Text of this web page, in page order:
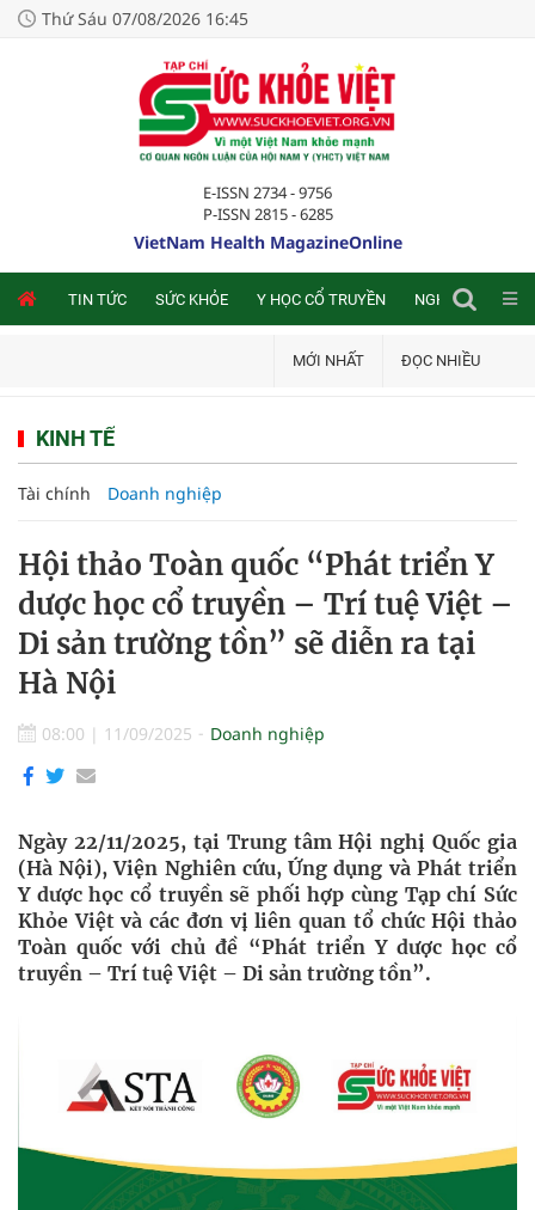
Thứ Sáu 07/08/2026 16:45
E-ISSN 2734 - 9756
P-ISSN 2815 - 6285
VietNam Health MagazineOnline
TIN TỨC SỨC KHỎE Y HỌC CỔ TRUYỀN NGHIÊN CỨU
MỚI NHẤT ĐỌC NHIỀU
KINH TẾ
Tài chính Doanh nghiệp
Hội thảo Toàn quốc “Phát triển Y
dược học cổ truyền – Trí tuệ Việt –
Di sản trường tồn” sẽ diễn ra tại
Hà Nội
08:00 | 11/09/2025 Doanh nghiệp
Ngày 22/11/2025, tại Trung tâm Hội nghị Quốc gia
(Hà Nội), Viện Nghiên cứu, Ứng dụng và Phát triển
Y dược học cổ truyền sẽ phối hợp cùng Tạp chí Sức
Khỏe Việt và các đơn vị liên quan tổ chức Hội thảo
Toàn quốc với chủ đề “Phát triển Y dược học cổ
truyền – Trí tuệ Việt – Di sản trường tồn”.